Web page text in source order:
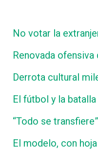
No votar la
Renovada
Derrota cultural
El fútbol y la
“Todo se
El modelo, con